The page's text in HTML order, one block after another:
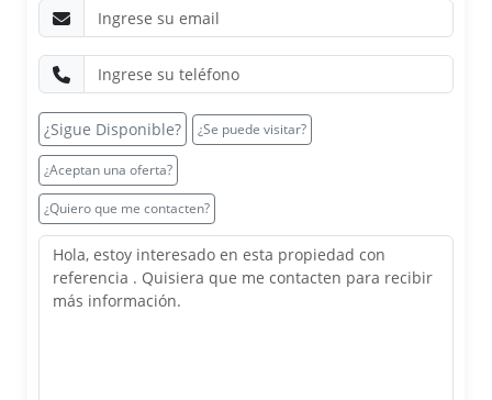
¿Sigue Disponible? ¿Se puede visitar?
¿Aceptan una oferta?
¿Quiero que me contacten?